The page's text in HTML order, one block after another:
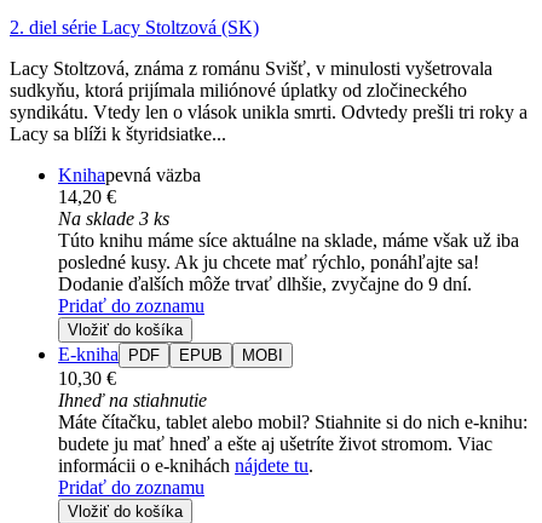
2. diel série Lacy Stoltzová (SK)
Lacy Stoltzová, známa z románu Svišť, v minulosti vyšetrovala
sudkyňu, ktorá prijímala miliónové úplatky od zločineckého
syndikátu. Vtedy len o vlások unikla smrti. Odvtedy prešli tri roky a
Lacy sa blíži k štyridsiatke...
Knihapevná väzba
14,20 €
Na sklade 3 ks
Túto knihu máme síce aktuálne na sklade, máme však už iba
posledné kusy. Ak ju chcete mať rýchlo, ponáhľajte sa!
Dodanie ďalších môže trvať dlhšie, zvyčajne do 9 dní.
Pridať do zoznamu
Vložiť do košíka
E-kniha PDF EPUB MOBI
10,30 €
Ihneď na stiahnutie
Máte čítačku, tablet alebo mobil? Stiahnite si do nich e-knihu:
budete ju mať hneď a ešte aj ušetríte život stromom. Viac
informácii o e-knihách nájdete tu.
Pridať do zoznamu
Vložiť do košíka